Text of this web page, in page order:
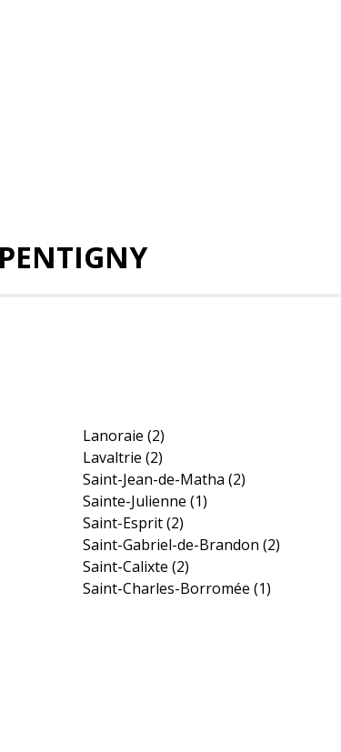
Lanoraie(2)
Lavaltrie(2)
Saint-Jean-de-Matha(2)
Sainte-Julienne(1)
Saint-Esprit(2)
Saint-Gabriel-de-Brandon(2)
Saint-Calixte(2)
Saint-Charles-Borromée(1)